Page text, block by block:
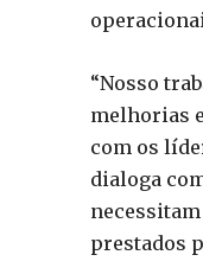
“Nosso
melhorias
com os
dialoga
prestados